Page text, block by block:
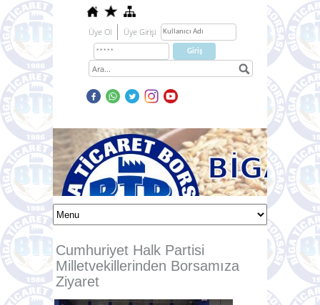
Üye Ol Üye Girişi
Cumhuriyet Halk Partisi
Milletvekillerinden Borsamıza
Ziyaret